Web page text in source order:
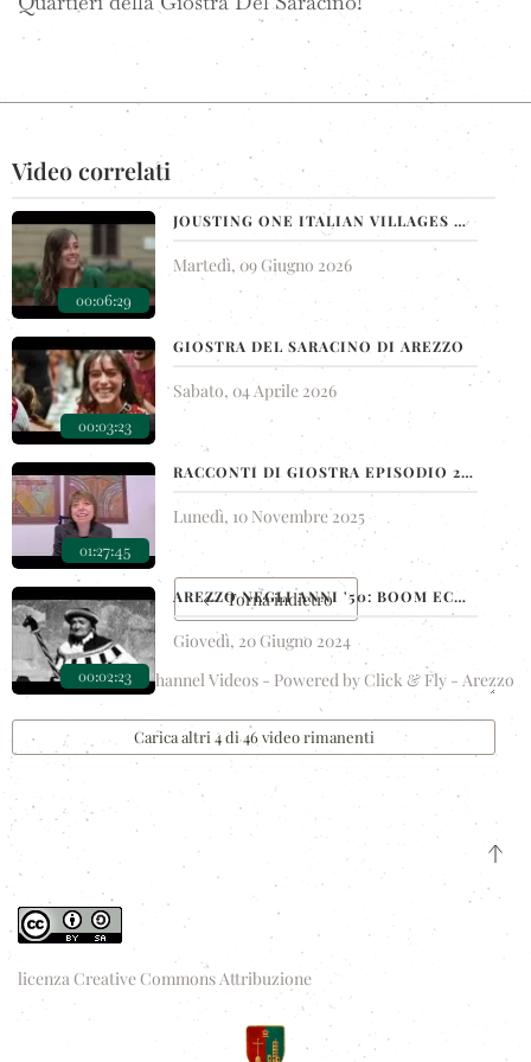
Video correlati
00:06:29
JOUSTING ONE ITALIAN VILLAGES MEDIEVAL RITE - AREZZO
Martedì, 09 Giugno 2026
00:03:23
GIOSTRA DEL SARACINO DI AREZZO
Sabato, 04 Aprile 2026
01:27:45
RACCONTI DI GIOSTRA EPISODIO 21 VITTORIO FARSETTI L'INVINCIBILE
Lunedì, 10 Novembre 2025
00:02:23
AREZZO NEGLI ANNI '50: BOOM ECONOMICO, INFRASTRUTTURE E GIOSTRA DEL SARACINO
Giovedì, 20 Giugno 2024
Carica altri 4 di 46 video rimanenti
Torna indietro
YuTub - Youtube Channel Videos - Powered byClick & Fly - Arezzo
licenza Creative Commons Attribuzione